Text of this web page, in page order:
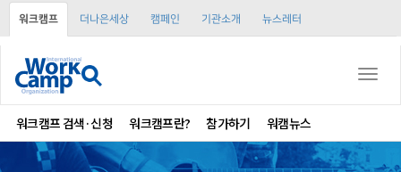
워크캠프 더나은세상 캠페인 기관소개 뉴스레터
워크캠프 검색·신청 워크캠프란? 참가하기 워캠뉴스